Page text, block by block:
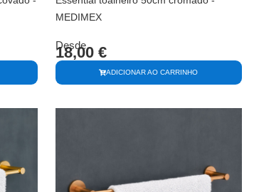
MEDIMEX
ADICIONAR AO CARRINHO
Desde
18,00€